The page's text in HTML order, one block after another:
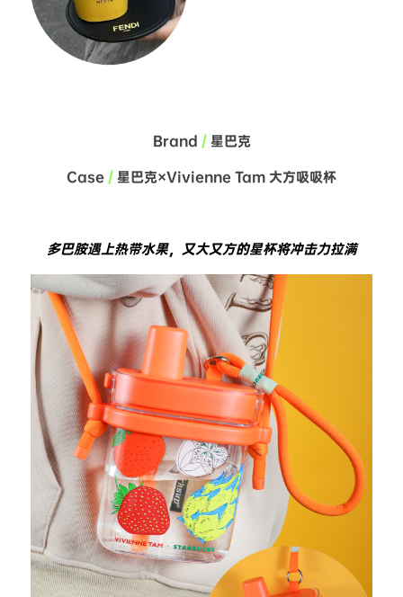
Brand / 星巴克
Case / 星巴克×Vivienne Tam 大方吸吸杯
多巴胺遇上热带水果，又大又方的星杯将冲击力拉满